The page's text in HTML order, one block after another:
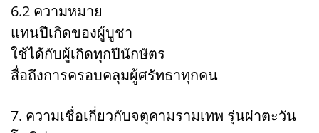
6.2 ความหมาย
แทนปีเกิดของผู้บูชา
ใช้ได้กับผู้เกิดทุกปีนักษัตร
สื่อถึงการครอบคลุมผู้ศรัทธาทุกคน
7. ความเชื่อเกี่ยวกับจตุคามรามเทพ รุ่นผ่าตะวัน